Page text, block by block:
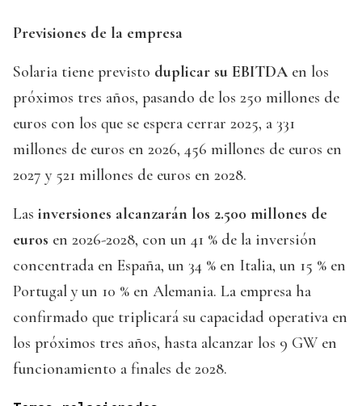
Previsiones de la empresa
Solaria tiene previsto duplicar su EBITDA en los
próximos tres años, pasando de los 250 millones de
euros con los que se espera cerrar 2025, a 331
millones de euros en 2026, 456 millones de euros en
2027 y 521 millones de euros en 2028.
Las inversiones alcanzarán los 2.500 millones de
euros en 2026-2028, con un 41 % de la inversión
concentrada en España, un 34 % en Italia, un 15 % en
Portugal y un 10 % en Alemania. La empresa ha
confirmado que triplicará su capacidad operativa en
los próximos tres años, hasta alcanzar los 9 GW en
funcionamiento a finales de 2028.